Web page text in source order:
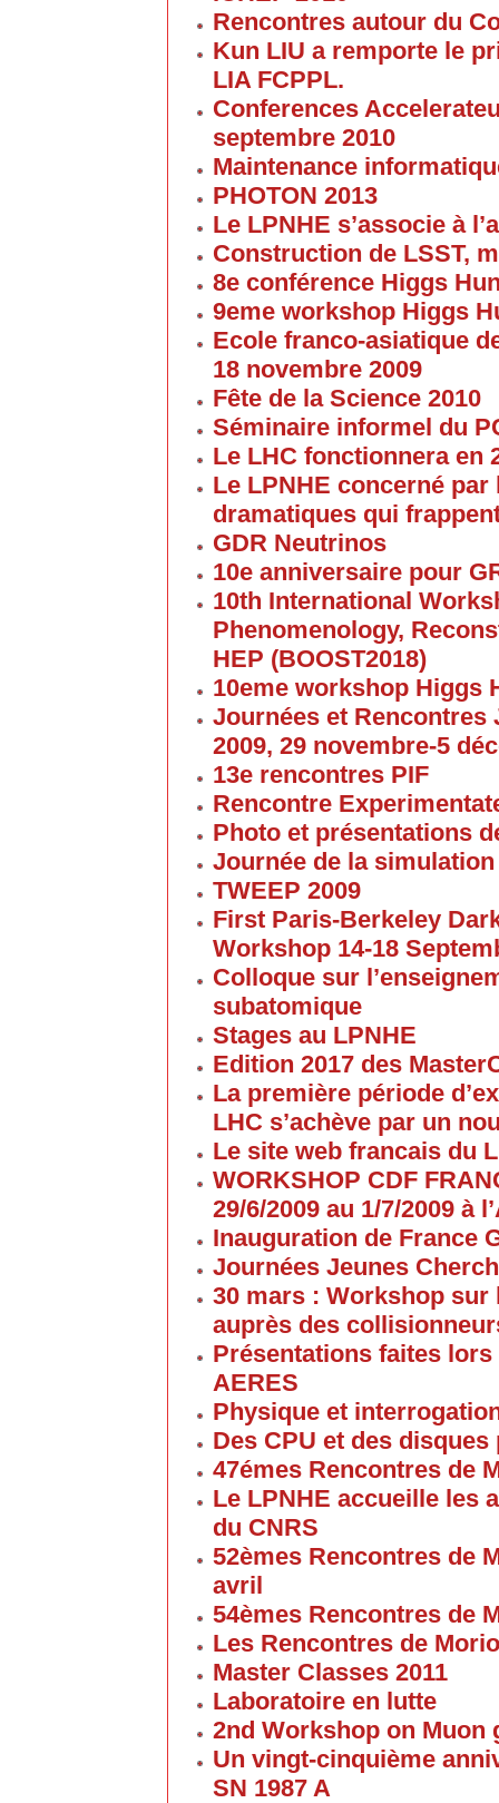
Rencontres autour du
Kun LIU a remporte le
LIA FCPPL.
Conferences
septembre 2010
Maintenance
PHOTON 2013
Le LPNHE s’associe à
Construction de LSST,
8e conférence Higgs
9eme workshop Higgs
Ecole franco-asiatique
18 novembre 2009
Fête de la Science 2010
Séminaire informel du
Le LHC fonctionnera en
Le LPNHE concerné par
dramatiques qui
GDR Neutrinos
10e anniversaire pour
10th International
Phenomenology,
HEP (BOOST2018)
10eme workshop Higgs
Journées et Rencontres
2009, 29 novembre-5
13e rencontres PIF
Rencontre
Photo et présentations
Journée de la simulation
TWEEP 2009
First Paris-Berkeley
Workshop 14-18
Colloque sur
subatomique
Stages au LPNHE
Edition 2017 des
La première période
LHC s’achève par un
Le site web francais du
WORKSHOP CDF
29/6/2009 au 1/7/2009 à
Inauguration de France
Journées Jeunes
30 mars : Workshop
auprès des
Présentations faites
AERES
Physique et
Des CPU et des
47émes Rencontres de
Le LPNHE accueille les
du CNRS
52èmes Rencontres de
avril
54èmes Rencontres de
Les Rencontres de
Master Classes 2011
Laboratoire en lutte
2nd Workshop on Muon
Un vingt-cinquième
SN 1987 A